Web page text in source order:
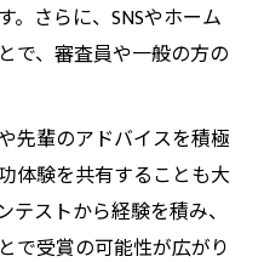
。さらに、SNSやホーム
で、審査員や一般の方の
先輩のアドバイスを積極
体験を共有することも大
ストから経験を積み、
で受賞の可能性が広がり